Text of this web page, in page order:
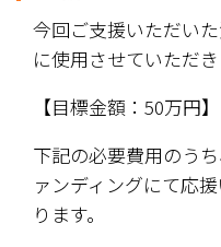
今回ご支援いただい
に使用させていただき
【目標金額：50万円】
下記の必要費用のう
ァンディングにて応
ります。